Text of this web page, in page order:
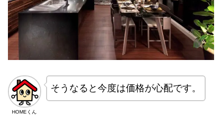
HOMEくん
そうなると今度は価格が心配です。